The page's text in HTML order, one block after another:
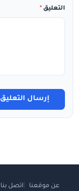
التعليق *
إرسال التعليق
عن موقعنا اتصل بنا